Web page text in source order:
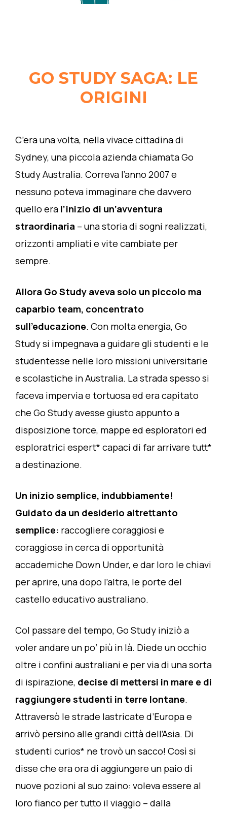
GO STUDY SAGA: LE
ORIGINI
C’era una volta, nella vivace cittadina di
Sydney, una piccola azienda chiamata Go
Study Australia. Correva l’anno 2007 e
nessuno poteva immaginare che davvero
quello era l’inizio di un’avventura
straordinaria – una storia di sogni realizzati,
orizzonti ampliati e vite cambiate per
sempre.
Allora Go Study aveva solo un piccolo ma
caparbio team, concentrato
sull’educazione. Con molta energia, Go
Study si impegnava a guidare gli studenti e le
studentesse nelle loro missioni universitarie
e scolastiche in Australia. La strada spesso si
faceva impervia e tortuosa ed era capitato
che Go Study avesse giusto appunto a
disposizione torce, mappe ed esploratori ed
esploratrici espert* capaci di far arrivare tutt*
a destinazione.
Un inizio semplice, indubbiamente!
Guidato da un desiderio altrettanto
semplice: raccogliere coraggiosi e
coraggiose in cerca di opportunità
accademiche Down Under, e dar loro le chiavi
per aprire, una dopo l’altra, le porte del
castello educativo australiano.
Col passare del tempo, Go Study iniziò a
voler andare un po’ più in là. Diede un occhio
oltre i confini australiani e per via di una sorta
di ispirazione, decise di mettersi in mare e di
raggiungere studenti in terre lontane.
Attraversò le strade lastricate d’Europa e
arrivò persino alle grandi città dell’Asia. Di
studenti curios* ne trovò un sacco! Così si
disse che era ora di aggiungere un paio di
nuove pozioni al suo zaino: voleva essere al
loro fianco per tutto il viaggio – dalla